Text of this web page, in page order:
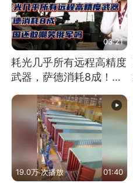
03:21
耗光几乎所有远程高精度
武器，萨德消耗8成！美
19.0万 次播放 01:40